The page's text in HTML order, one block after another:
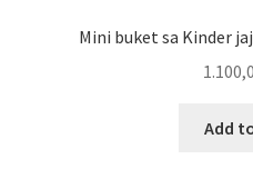
Mini buket sa Kinder
Add